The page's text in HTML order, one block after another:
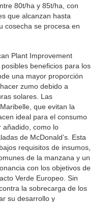
80t/ha y 85t/ha, con
que alcanzan hasta
cosecha se procesa en
Plant Improvement
beneficios para los
una mayor proporción
zumo debido a
solares. Las
que evitan la
ideal para el consumo
añadido, como lo
de McDonald’s. Esta
requisitos de insumos,
de la manzana y un
con los objetivos de
Verde Europeo. Sin
la sobrecarga de los
su desarrollo y